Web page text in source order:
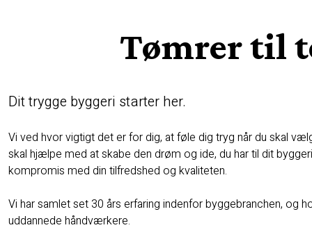
Tømrer til
Dit trygge byggeri starter her.
Vi ved hvor vigtigt det er for dig, at føle dig tryg når du skal
skal hjælpe med at skabe den drøm og ide, du har til dit
kompromis med din tilfredshed og kvaliteten.
Vi har samlet set 30 års erfaring indenfor byggebranchen, og
uddannede håndværkere.